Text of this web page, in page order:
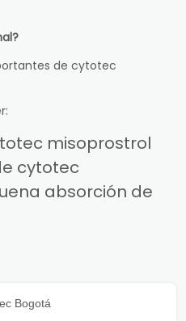
de cytotec
misoprostrol
cytotec
absorción de